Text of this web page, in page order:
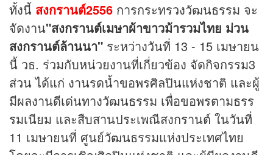
ทั้งนี้ สงกรานต์2556 การกระทรวงวัฒนธรรม จะ
จัดงาน"สงกรานต์เมษาผ้าขาวม้ารวมไทย ม่วน
สงกรานต์ล้านนา" ระหว่างวันที่ 13 - 15 เมษายน
นี้ วธ. ร่วมกับหน่วยงานที่เกี่ยวข้อง จัดกิจกรรม3
ส่วน ได้แก่ งานรดน้ำขอพรศิลปินแห่งชาติ และผู้
มีผลงานดีเด่นทางวัฒนธรรม เพื่อขอพรตามธรร
รมเนียม และสืบสานประเพณีสงกรานต์ ในวันที่
11 เมษายนที่ ศูนย์วัฒนธรรมแห่งประเทศไทย